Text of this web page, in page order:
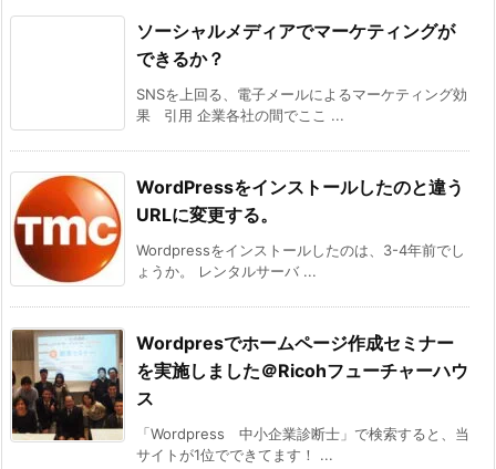
ソーシャルメディアでマーケティングが
できるか？
SNSを上回る、電子メールによるマーケティング効
果 引用 企業各社の間でここ ...
WordPressをインストールしたのと違う
URLに変更する。
Wordpressをインストールしたのは、3-4年前でし
ょうか。 レンタルサーバ ...
Wordpresでホームページ作成セミナー
を実施しました＠Ricohフューチャーハウ
ス
「Wordpress 中小企業診断士」で検索すると、当
サイトが1位でできてます！ ...